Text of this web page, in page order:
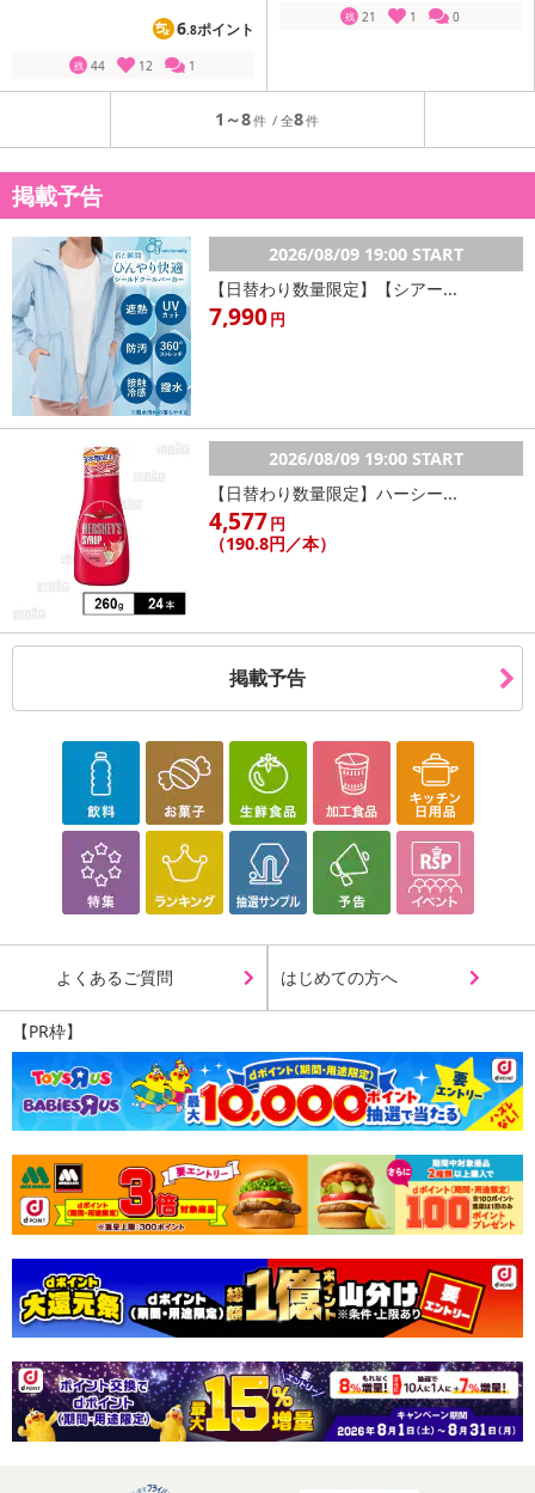
6.8ポイント
残 44 12 1
残 21 1 0
1～8 8
掲載予告
2026/08/09 19:00 START
【日替わり数量限定】【シアー...
7,990円
2026/08/09 19:00 START
【日替わり数量限定】ハーシー...
4,577円
（190.8円／本）
掲載予告
よくあるご質問 はじめての方へ
【PR枠】